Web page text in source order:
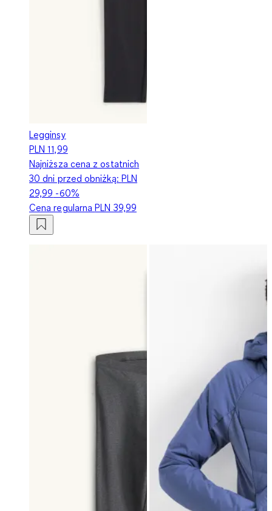
Legginsy
PLN 11,99
Najniższa cena z ostatnich
30 dni przed obniżką: PLN
29,99 -60%
Cena regularnaPLN 39,99